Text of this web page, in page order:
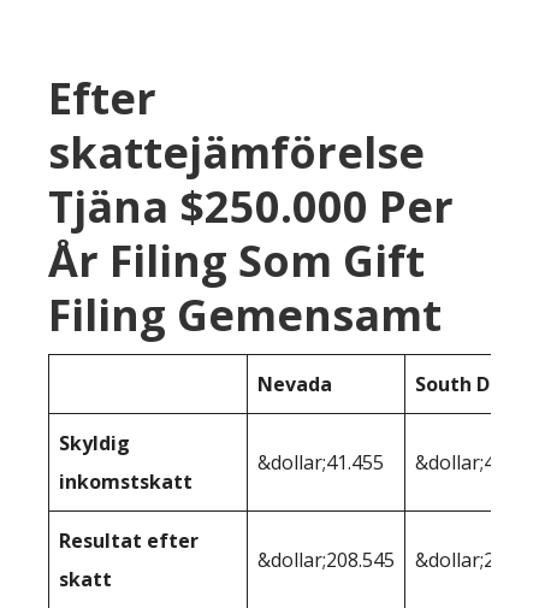
Efter
skattejämförelse
Tjäna $250.000 Per
År Filing Som Gift
Filing Gemensamt
Nevada South
Skyldig
inkomstskatt
&dollar;41.455
Resultat efter
skatt
&dollar;208.545